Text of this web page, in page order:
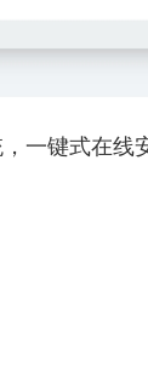
一键式在线